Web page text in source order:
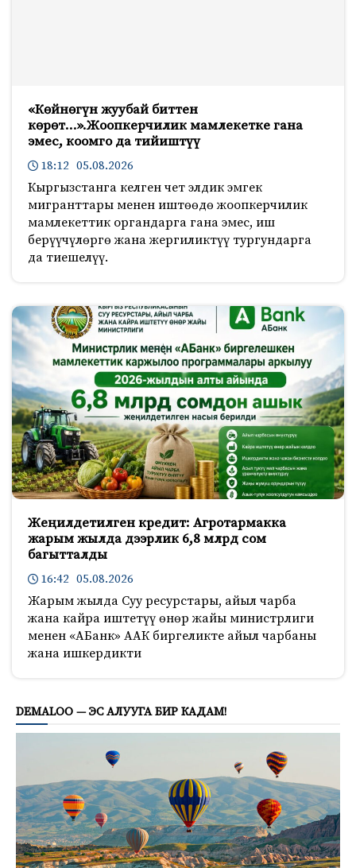
«Көйнөгүн жуубай биттен
көрөт…».Жоопкерчилик мамлекетке гана
эмес, коомго да тийиштүү
18:12 05.08.2026
Кыргызстанга келген чет элдик эмгек
мигранттары менен иштөөдө жоопкерчилик
мамлекеттик органдарга гана эмес, иш
берүүчүлөргө жана жергиликтүү тургундарга
да тиешелүү.
Жеңилдетилген кредит: Агротармакка
жарым жылда дээрлик 6,8 млрд сом
багытталды
16:42 05.08.2026
Жарым жылда Суу ресурстары, айыл чарба
жана кайра иштетүү өнөр жайы министрлиги
менен «АБанк» ААК биргеликте айыл чарбаны
жана ишкердикти
DEMALOO — ЭС АЛУУГА БИР КАДАМ!